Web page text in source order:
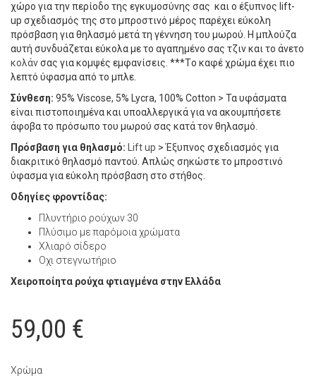
χώρο για την περίοδο της εγκυμοσύνης σας και ο έξυπνος lift-
up σχεδιασμός της στο μπροστινό μέρος παρέχει εύκολη
πρόσβαση για θηλασμό μετά τη γέννηση του μωρού. Η μπλούζα
αυτή συνδυάζεται εύκολα με το αγαπημένο σας τζιν και το άνετο
κολάνσας για κομψές εμφανίσεις. ***Tο καφέ χρώμα έχει πιο
λεπτό ύφασμα από το μπλε.
Σύνθεση: 95% Viscose, 5% Lycra, 100% Cotton > Τα υφάσματα
είναι πιστοποιημένα και υποαλλεργικά για να ακουμπήσετε
άφοβα το πρόσωπο του μωρού σας κατά τον θηλασμό.
Πρόσβαση για θηλασμό: Lift up > Έξυπνος σχεδιασμός για
διακριτικό θηλασμό παντού. Απλώς σηκώστε το μπροστινό
ύφασμα για εύκολη πρόσβαση στο στήθος.
Οδηγίες φροντίδας:
Πλυντήριο ρούχων 30
Πλύσιμο με παρόμοια χρώματα
Χλιαρό σίδερο
Oχι στεγνωτήριο
Χειροποίητα ρούχα φτιαγμένα στην Ελλάδα
59,00 €
Χρώμα